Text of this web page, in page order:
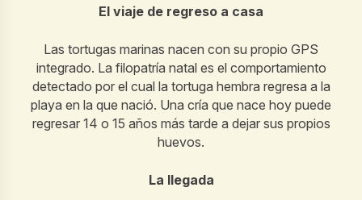
El viaje de regreso a casa
Las tortugas marinas nacen con su propio GPS
integrado. La filopatría natal es el comportamiento
detectado por el cual la tortuga hembra regresa a la
playa en la que nació. Una cría que nace hoy puede
regresar 14 o 15 años más tarde a dejar sus propios
huevos.
La llegada